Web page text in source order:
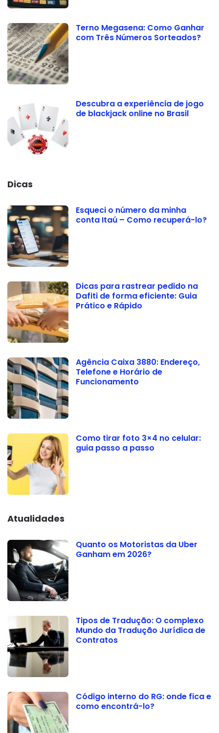
Terno Megasena: Como Ganhar
com Três Números Sorteados?
Descubra a experiência de jogo
de blackjack online no Brasil
Dicas
Esqueci o número da minha
conta Itaú – Como recuperá-lo?
Dicas para rastrear pedido na
Dafiti de forma eficiente: Guia
Prático e Rápido
Agência Caixa 3880: Endereço,
Telefone e Horário de
Funcionamento
Como tirar foto 3×4 no celular:
guia passo a passo
Atualidades
Quanto os Motoristas da Uber
Ganham em 2026?
Tipos de Tradução: O complexo
Mundo da Tradução Jurídica de
Contratos
Código interno do RG: onde fica e
como encontrá-lo?